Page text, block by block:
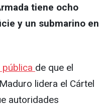
tiene ocho
y un submarino en
de que el
lidera el Cártel
autoridades